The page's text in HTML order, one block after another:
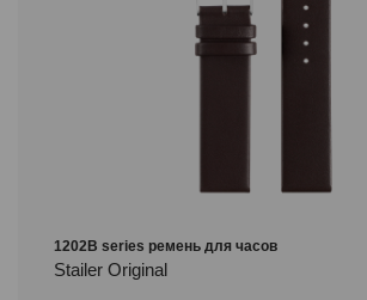
1202B series ремень для часов
Stailer Original